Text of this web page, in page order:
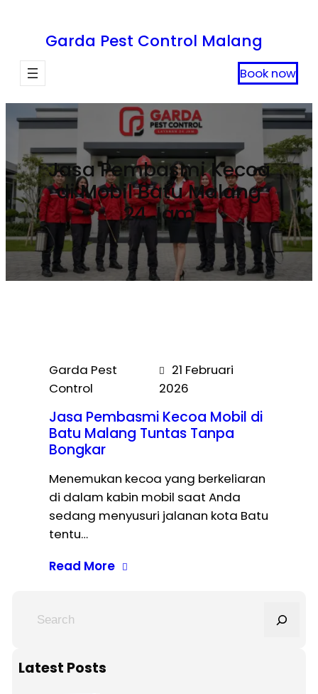
Garda Pest Control Malang
Book now
Jasa Pembasmi Kecoa
di Mobil Batu Malang
24 Jam
Garda Pest
Control
21 Februari
2026
Jasa Pembasmi Kecoa Mobil di
Batu Malang Tuntas Tanpa
Bongkar
Menemukan kecoa yang berkeliaran
di dalam kabin mobil saat Anda
sedang menyusuri jalanan kota Batu
tentu…
Read More
rLatest Posts